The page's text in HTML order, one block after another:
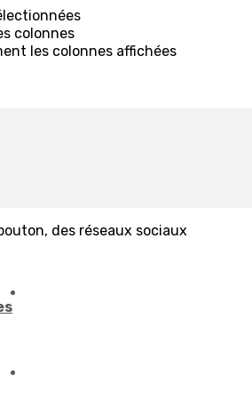
colonnes
les colonnes affichées
des réseaux sociaux